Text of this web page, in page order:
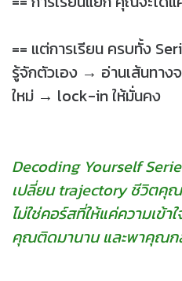
== แต่การเรียน ครบทั้ง
รู้จักตัวเอง → อ่านเส้นทา
ใหม่ → lock-in ให้มั่นคง
Decoding Yourself
เปลี่ยน trajectory ชีวิตคุ
ไม่ใช่คอร์สที่ให้แค่ความเข้
คุณติดมานาน และพาคุณก